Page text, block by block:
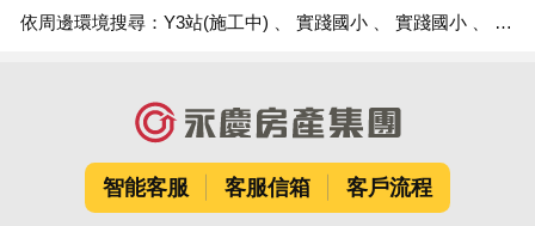
依周邊環境搜尋： Y3站(施工中) 實踐國小 實踐國小
智能客服 客服信箱 客戶流程